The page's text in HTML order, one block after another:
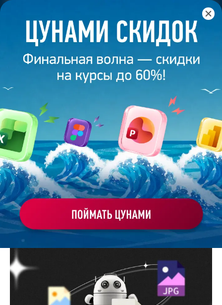
Топ-10 нейросетей для обработки фото
10 сентября 2024 9 минут 39 818
ТОП-10 НЕЙРОСЕТЕЙ ДЛЯ ОБРАБОТКИ
ФОТО
Поделиться
Екатерина Григорьева
Креатор, дизайнер на фрилансе